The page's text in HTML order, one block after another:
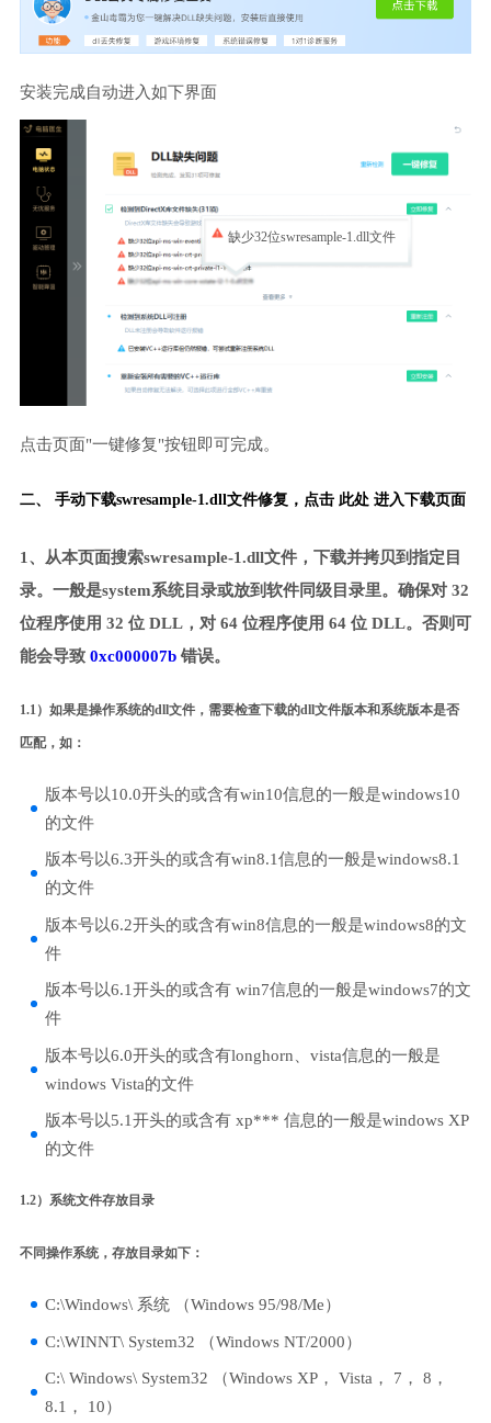
安装完成自动进入如下界面
缺少32位swresample-1.dll文件
点击页面"一键修复"按钮即可完成。
二、 手动下载swresample-1.dll文件修复， 点击 此处 进入下载页面
1、从本页面搜索swresample-1.dll文件，下载并拷贝到指定目
录。一般是system系统目录或放到软件同级目录里。确保对 32
位程序使用 32 位 DLL，对 64 位程序使用 64 位 DLL。否则可
能会导致 0xc000007b错误。
1.1）如果是操作系统的dll文件，需要检查下载的dll文件版本和系统版本是否
匹配，如：
版本号以10.0开头的或含有win10信息的一般是windows10
的文件
版本号以6.3开头的或含有win8.1信息的一般是windows8.1
的文件
版本号以6.2开头的或含有win8信息的一般是windows8的文
件
版本号以6.1开头的或含有 win7信息的一般是windows7的文
件
版本号以6.0开头的或含有longhorn、vista信息的一般是
windows Vista的文件
版本号以5.1开头的或含有 xp*** 信息的一般是windows XP
的文件
1.2）系统文件存放目录
不同操作系统，存放目录如下：
C:\Windows\ 系统 （Windows 95/98/Me）
C:\WINNT\ System32 （Windows NT/2000）
C:\ Windows\ System32 （Windows XP， Vista， 7， 8，
8.1， 10）